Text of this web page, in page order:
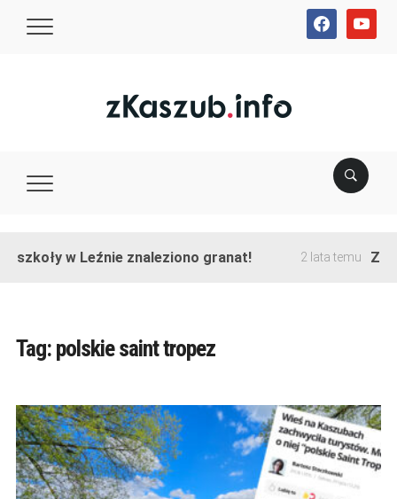
facebookyoutube
szkoły w Leźnie znaleziono granat! 2 lata temu
Tag: polskie saint tropez